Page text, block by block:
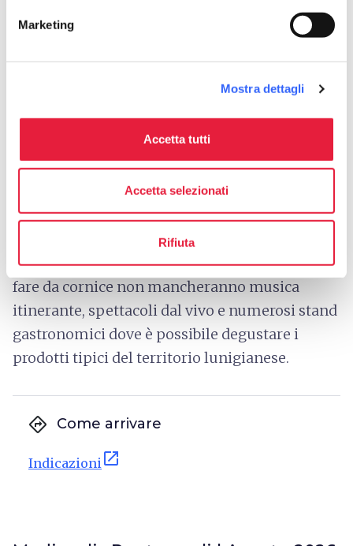
Marketing
Mostra dettagli
Accetta tutti
Accetta selezionati
Rifiuta
rievocazione dedicata alla vita contadina e alle
antiche tradizioni rurali della Lunigiana.
Un’occasione imperdibile per immergersi nelle
atmosfere del passato, riscoprendo i lavori e le
Tra vicoli e piazzeprendono vita antichi
oggi quasi scomparsi: dal fabbro allo
scalpellino, dal falegname al maniscalco,
passando per lustrascarpe, impagliatori e
molte altre figure della tradizione popolare. A
fare da cornice non mancheranno musica
itinerante, spettacoli dal vivo e numerosi stand
gastronomici dove è possibile degustare i
prodotti tipici del territorio lunigianese.
directions Come arrivare
Indicazioni open_in_new